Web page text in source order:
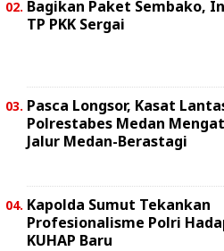
Bagikan Paket Sembako,
TP PKK Sergai
Pasca Longsor, Kasat
Polrestabes Medan
Jalur Medan-Berastagi
Kapolda Sumut Tekankan
Profesionalisme Polri
KUHAP Baru